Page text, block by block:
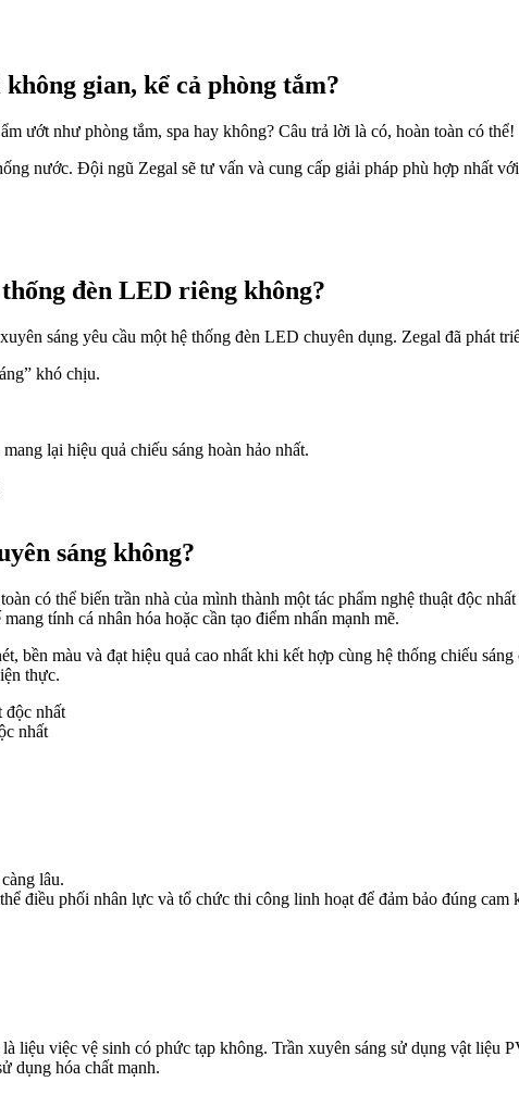
gian, kể cả phòng tắm?
ướt như phòng tắm, spa hay không? Câu trả lời là có, hoàn toàn có thể!
nước. Đội ngũ Zegal sẽ tư vấn và cung cấp giải pháp phù hợp nhất
đèn LED riêng không?
sáng yêu cầu một hệ thống đèn LED chuyên dụng. Zegal đã phát
khó chịu.
lại hiệu quả chiếu sáng hoàn hảo nhất.
sáng không?
có thể biến trần nhà của mình thành một tác phẩm nghệ thuật độc
tính cá nhân hóa hoặc cần tạo điểm nhấn mạnh mẽ.
bền màu và đạt hiệu quả cao nhất khi kết hợp cùng hệ thống chiếu
thực.
nhất
lâu.
điều phối nhân lực và tổ chức thi công linh hoạt để đảm bảo đúng cam
liệu việc vệ sinh có phức tạp không. Trần xuyên sáng sử dụng vật liệu
dụng hóa chất mạnh.